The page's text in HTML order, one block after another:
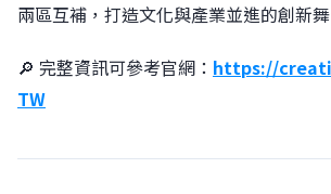
兩區互補，打造文化與產業並進的創新舞
🔎 完整資訊可參考官網： https://
TW